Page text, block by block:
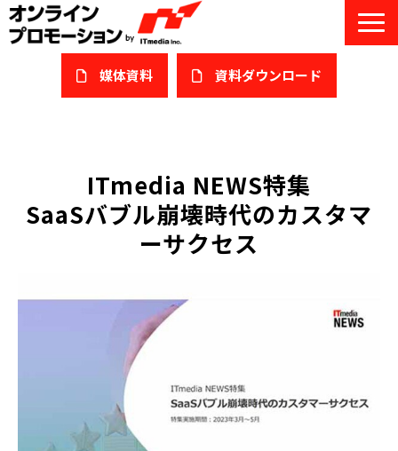
媒体資料 ​資料ダウンロード
私たちについて
サービスガイド/お役立ち資料
課題/ターゲット別で探す
オンライン展示会/協賛ウェビナー
販売パートナー募集
ITmedia NEWS特集
SaaSバブル崩壊時代のカスタマ
ーサクセス